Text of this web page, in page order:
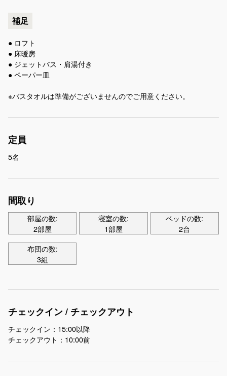
補足
● ロフト
● 床暖房
● ジェットバス・肩湯付き
● ペーパー皿
※バスタオルは準備がございませんのでご用意ください。
定員
5名
間取り
部屋の数:
2部屋
寝室の数:
1部屋
ベッドの数:
2台
布団の数:
3組
チェックイン / チェックアウト
チェックイン：15:00以降
チェックアウト：10:00前